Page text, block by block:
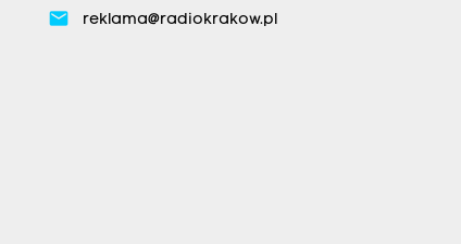
email reklama@radiokrakow.pl